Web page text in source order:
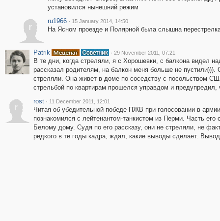
установился нынешний режим
r
ru1966 · 15 January 2014, 14:50
На Ясном проезде и Полярной была слышна
Patrik · 29 November 2011, 07:21
В те дни, когда стреляли, я с Хорошевки, с балкона видел
рассказал родителям, на балкон меня больше не
стреляли. Она живет в доме по соседству с посольством
стрельбой по квартирам прошелся управдом и
r
rost · 11 December 2011, 12:01
Читая об убедительной победе ПЖВ при голосовании в
познакомился с лейтенантом-танкистом из Перми. Часть
Белому дому. Судя по его рассказу, они не стреляли, не
редкого в те годы кадра, ждал, какие выводы сделает.